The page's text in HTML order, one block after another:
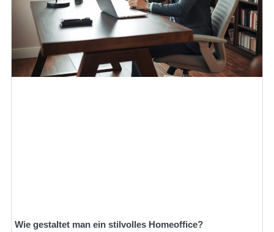
Wie gestaltet man ein stilvolles Homeoffice?